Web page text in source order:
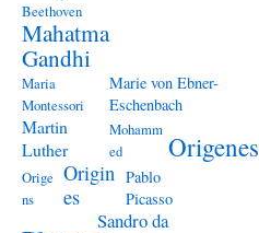
Beethoven
Mahatma
Gandhi
Maria
Montessori
Marie von Ebner-
Eschenbach
Martin
Luther
Mohamm
ed
Origenes
Orige
ns
Origin
es
Pablo
Picasso
Sandro da